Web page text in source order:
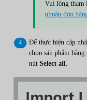
Vui lòng tham
nhuận đơn
Để thực hiện cập
chọn sản phẩm
nút Select all